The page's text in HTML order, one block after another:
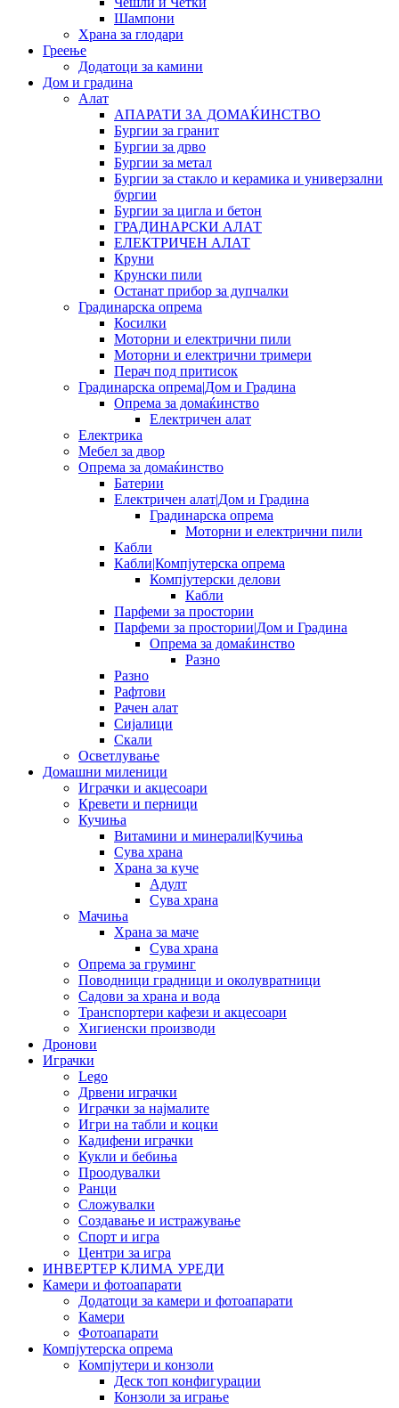
Шампони
Храна за глодари
Греење
Додатоци за камини
Дом и градина
Алат
АПАРАТИ ЗА ДОМАЌИНСТВО
Бургии за гранит
Бургии за дрво
Бургии за метал
Бургии за стакло и керамика и универзални
бургии
Бургии за цигла и бетон
ГРАДИНАРСКИ АЛАТ
ЕЛЕКТРИЧЕН АЛАТ
Круни
Крунски пили
Останат прибор за дупчалки
Градинарска опрема
Косилки
Моторни и електрични пили
Моторни и електрични тримери
Перач под притисок
Градинарска опрема|Дом и Градина
Опрема за домаќинство
Електричен алат
Електрика
Мебел за двор
Опрема за домаќинство
Батерии
Електричен алат|Дом и Градина
Градинарска опрема
Моторни и електрични пили
Кабли
Кабли|Компјутерска опрема
Компјутерски делови
Кабли
Парфеми за простории
Парфеми за простории|Дом и Градина
Опрема за домаќинство
Разно
Разно
Рафтови
Рачен алат
Сијалици
Скали
Осветлување
Домашни миленици
Играчки и акцесоари
Кревети и перници
Кучиња
Витамини и минерали|Кучиња
Сува храна
Храна за куче
Адулт
Сува храна
Мачиња
Храна за маче
Сува храна
Опрема за груминг
Поводници градници и околувратници
Садови за храна и вода
Транспортери кафези и акцесоари
Хигиенски производи
Дронови
Играчки
Lego
Дрвени играчки
Играчки за најмалите
Игри на табли и коцки
Кадифени играчки
Кукли и бебиња
Проодувалки
Ранци
Сложувалки
Создавање и истражување
Спорт и игра
Центри за игра
ИНВЕРТЕР КЛИМА УРЕДИ
Камери и фотоапарати
Додатоци за камери и фотоапарати
Камери
Фотоапарати
Компјутерска опрема
Компјутери и конзоли
Деск топ конфигурации
Конзоли за играње